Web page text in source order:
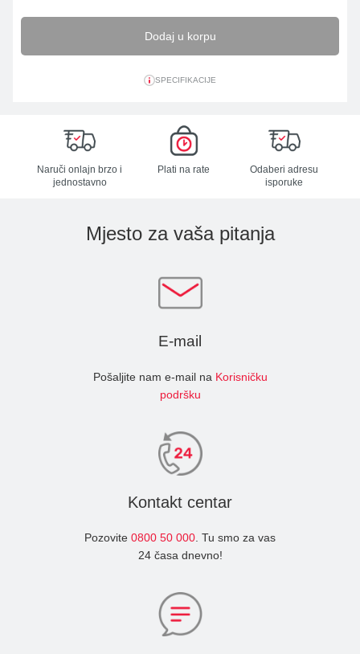
Dodaj u korpu
SPECIFIKACIJE
Naruči onlajn brzo i
jednostavno
Plati na rate
Odaberi adresu
isporuke
Mjesto za vaša pitanja
E-mail
Pošaljite nam e-mail na Korisničku
podršku
Kontakt centar
Pozovite 0800 50 000 . Tu smo za vas
24 časa dnevno!